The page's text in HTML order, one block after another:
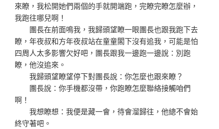
來瞭，我松開她們兩個的手就開端跑，完瞭完瞭怎麼辦，
我跑往哪兒啊！
團長在前面鳴我，我歸頭望瞭一眼團長也跟我跑下去
瞭，年夜叔和方年夜叔站在童童閣下沒有追我，可能是怕
四周人太多影響欠好吧，團長跟我一邊跑一邊說：別跑
瞭，他沒追來。
我歸頭望瞭望停下對團長說：你怎麼也跟來瞭？
團長說：你手機都沒帶，你跑瞭怎麼聯絡接觸咱們
啊！
我想瞭想：我便是藏一會，待會溜歸往，他總不會始
終守著吧。